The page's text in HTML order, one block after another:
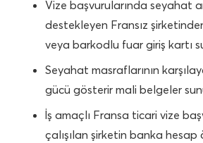
Vize başvurularında seyahat
destekleyen Fransız
veya barkodlu fuar giriş kartı
Seyahat masraflarının
gücü gösterir mali belgeler
İş amaçlı Fransa ticari vize
çalışılan şirketin banka hesap